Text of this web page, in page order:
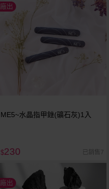
廠出
ME5~水晶指甲銼(礦石灰)1入
$230 已銷售7
廠出